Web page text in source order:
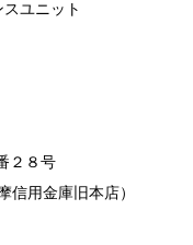
ユニット
２８号
信用金庫旧本店）